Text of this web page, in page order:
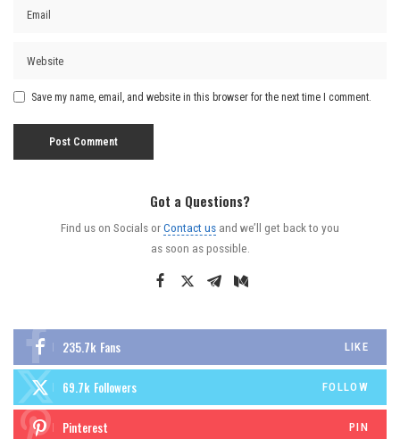
Save my name, email, and website in this browser for the next time I comment.
Got a Questions?
Find us on Socials orContact us and we’ll get back to you
as soon as possible.
235.7k Fans LIKE
69.7k Followers FOLLOW
Pinterest PIN